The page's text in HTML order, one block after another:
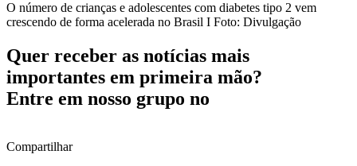
O número de crianças e adolescentes com diabetes tipo 2 vem
crescendo de forma acelerada no Brasil I Foto: Divulgação
Quer receber as notícias mais
importantes em primeira mão?
Entre em nosso grupo no
Compartilhar